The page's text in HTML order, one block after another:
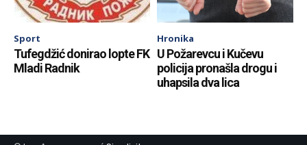
Sport
Tufegdžić donirao lopte FK
Mladi Radnik
Hronika
U Požarevcu i Kučevu
policija pronašla drogu i
uhapsila dva lica